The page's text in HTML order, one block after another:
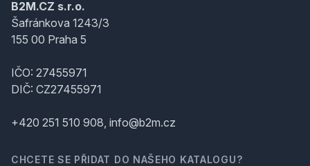
B2M.CZ s.r.o.
Šafránkova 1243/3
155 00 Praha 5
IČO: 27455971
DIČ: CZ27455971
+420 251 510 908, info@b2m.cz
CHCETE SE PŘIDAT DO NAŠEHO KATALOGU?